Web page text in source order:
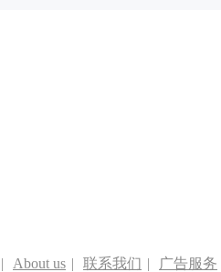
| About us | 联系我们 | 广告服务